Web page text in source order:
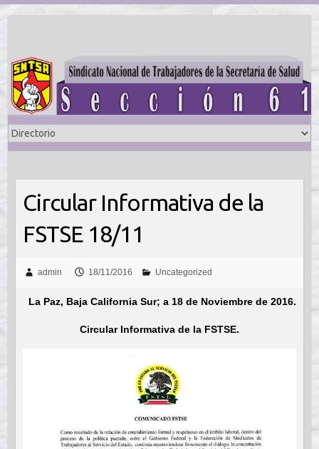
Circular Informativa de la
FSTSE 18/11
admin 18/11/2016 Uncategorized
La Paz, Baja California Sur; a 18 de Noviembre de 2016.
Circular Informativa de la FSTSE.